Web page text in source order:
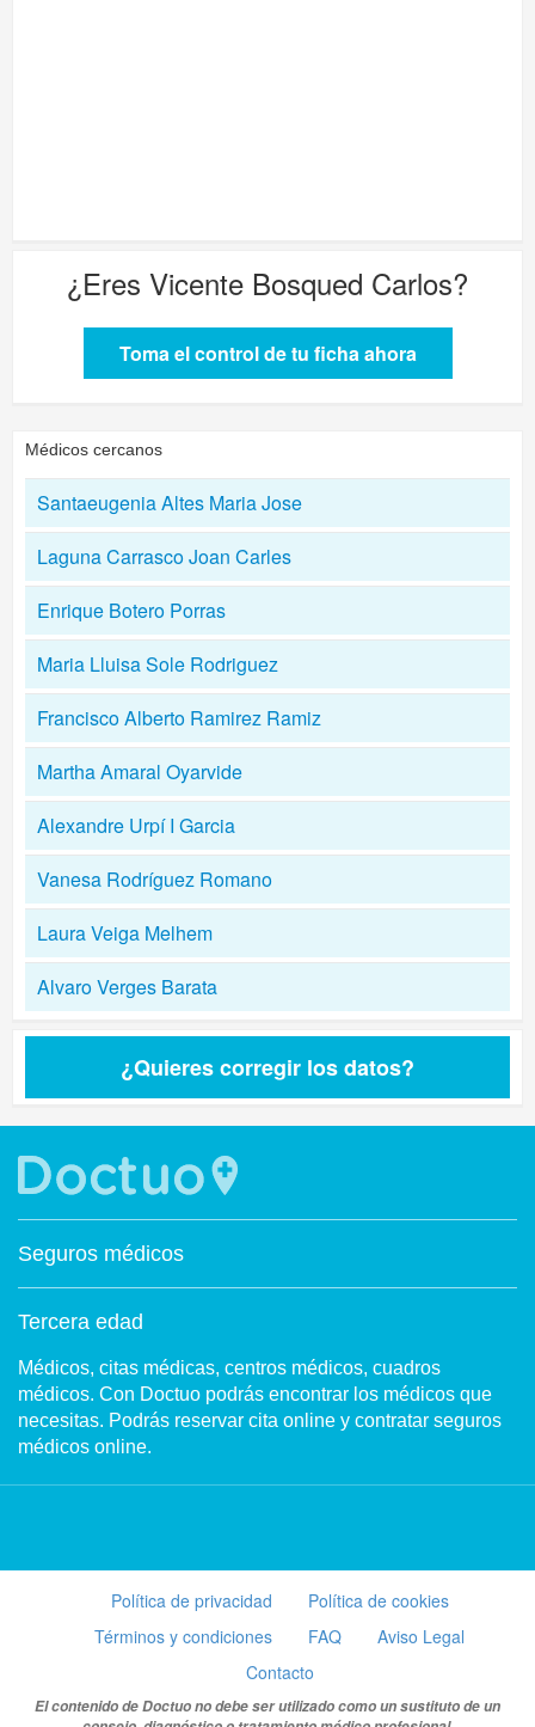
¿Eres Vicente Bosqued Carlos?
Toma el control de tu ficha ahora
Médicos cercanos
Santaeugenia Altes Maria Jose
Laguna Carrasco Joan Carles
Enrique Botero Porras
Maria Lluisa Sole Rodriguez
Francisco Alberto Ramirez Ramiz
Martha Amaral Oyarvide
Alexandre Urpí I Garcia
Vanesa Rodríguez Romano
Laura Veiga Melhem
Alvaro Verges Barata
¿Quieres corregir los datos?
Seguros médicos
Tercera edad
Médicos, citas médicas, centros médicos, cuadros
médicos. Con Doctuo podrás encontrar los médicos que
necesitas. Podrás reservar cita online y contratar seguros
médicos online.
Política de privacidad
Política de cookies
Términos y condiciones
FAQ
Aviso Legal
Contacto
El contenido de Doctuo no debe ser utilizado como un sustituto de un